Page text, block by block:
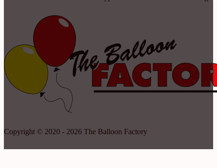
Copyright © 2020 - 2026 The Balloon Factory